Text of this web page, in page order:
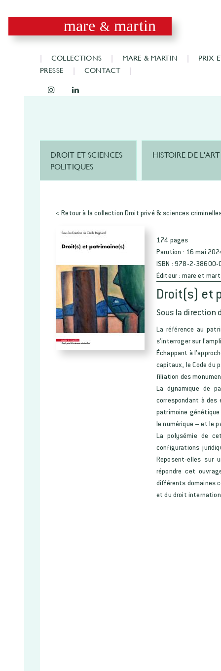
mare & martin
COLLECTIONS MARE & MARTIN
PRIX
PRESSE
CONTACT
DROIT ET SCIENCES
POLITIQUES
HISTOIRE DE L'ART
< Retour à la collection Droit privé & sciences
174 pages
Parution : 16 mai
ISBN : 978-2-38600-
Éditeur : mare et
Droit(s) et
Sous la direction
La référence au
s’interroger sur
Échappant à
capitaux, le Code du
filiation des
La dynamique de
correspondant à
patrimoine
le numérique – et le
La polysémie de
configurations
Reposent-elles sur
répondre cet
différents domaines
et du droit